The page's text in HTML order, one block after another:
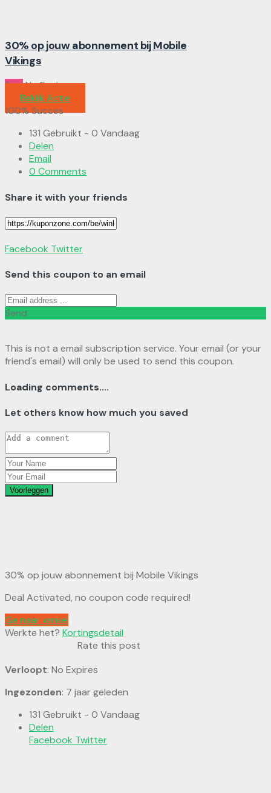
30% op jouw abonnement bij Mobile
Vikings
SaleNo Expires
Bekijk Actie
100% Succes
131 Gebruikt - 0 Vandaag
Delen
Email
0 Comments
Share it with your friends
Facebook Twitter
Send this coupon to an email
Send
This is not a email subscription service. Your email (or your
friend's email) will only be used to send this coupon.
Loading comments....
Let others know how much you saved
Voorleggen
30% op jouw abonnement bij Mobile Vikings
Deal Activated, no coupon code required!
Ga naar winkel
Werkte het? Kortingsdetail
Rate this post
Verloopt: No Expires
Ingezonden: 7 jaar geleden
131 Gebruikt - 0 Vandaag
Delen
Facebook Twitter